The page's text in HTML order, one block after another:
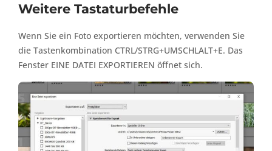
Weitere Tastaturbefehle
Wenn Sie ein Foto exportieren möchten, verwenden Sie
die Tastenkombination CTRL/STRG+UMSCHLALT+E. Das
Fenster EINE DATEI EXPORTIEREN öffnet sich.